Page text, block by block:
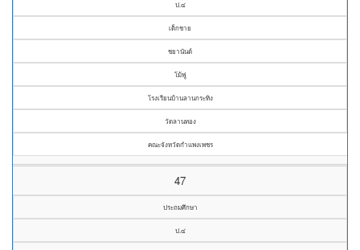
ป.๔
เด็กชาย
ชยานันต์
โม้ฟู
โรงเรียนบ้านลานกระทิง
วัดลานทอง
คณะจังหวัดกำแพงเพชร
47
ประถมศึกษา
ป.๔